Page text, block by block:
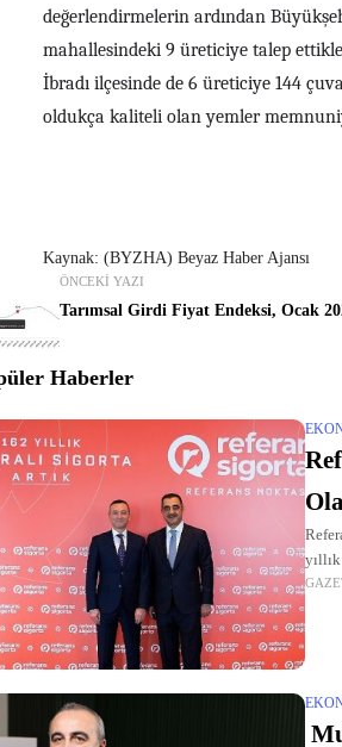
değerlendirmelerin ardından
mahallesindeki 9 üreticiye talep
İbradı ilçesinde de 6 üreticiye 144
oldukça kaliteli olan yemler
Kaynak: (BYZHA) Beyaz Haber Ajansı
ÖNCEKI YAZI
Tarımsal Girdi Fiyat Endeksi, Ocak
Haberler